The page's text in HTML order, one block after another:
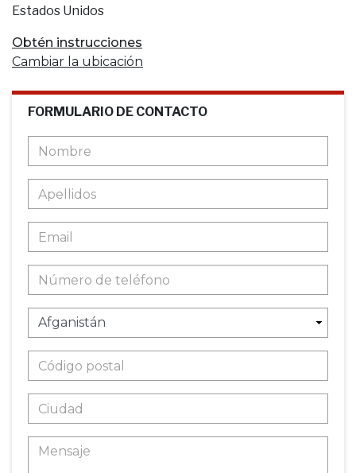
Estados Unidos
Obtén instrucciones
Cambiar la ubicación
FORMULARIO DE CONTACTO